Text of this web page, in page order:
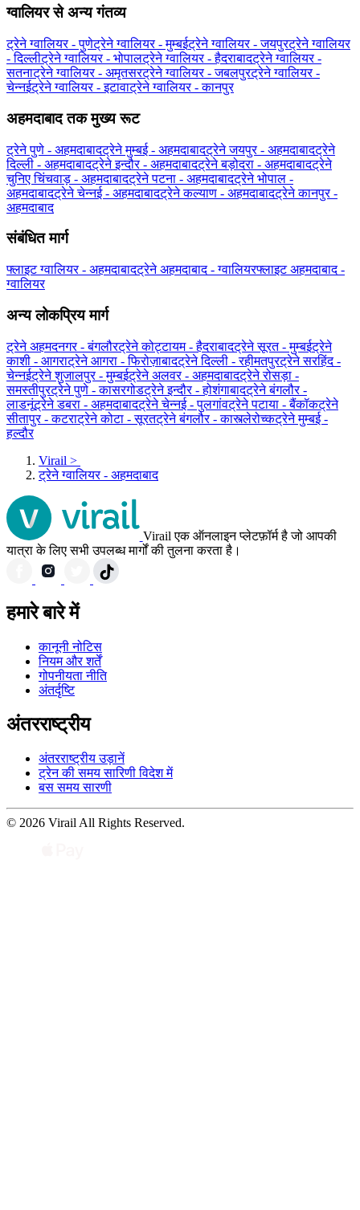
ग्‍वालियर से अन्य गंतव्य
ट्रेने ग्‍वालियर - पुणेट्रेने ग्‍वालियर - मुम्बईट्रेने ग्‍वालियर - जयपुरट्रेने ग्‍वालियर
- दिल्लीट्रेने ग्‍वालियर - भोपालट्रेने ग्‍वालियर - हैदराबादट्रेने ग्‍वालियर -
सतनाट्रेने ग्‍वालियर - अमृतसरट्रेने ग्‍वालियर - जबलपुरट्रेने ग्‍वालियर -
चेन्नईट्रेने ग्‍वालियर - इटावाट्रेने ग्‍वालियर - कानपुर
अहमदाबाद तक मुख्य रूट
ट्रेने पुणे - अहमदाबादट्रेने मुम्बई - अहमदाबादट्रेने जयपुर - अहमदाबादट्रेने
दिल्ली - अहमदाबादट्रेने इन्दौर - अहमदाबादट्रेने बड़ोदरा - अहमदाबादट्रेने
चुनिए चिंचवाड़ - अहमदाबादट्रेने पटना - अहमदाबादट्रेने भोपाल -
अहमदाबादट्रेने चेन्नई - अहमदाबादट्रेने कल्याण - अहमदाबादट्रेने कानपुर -
अहमदाबाद
संबंधित मार्ग
फ्लाइट ग्‍वालियर - अहमदाबादट्रेने अहमदाबाद - ग्‍वालियरफ्लाइट अहमदाबाद -
ग्‍वालियर
अन्य लोकप्रिय मार्ग
ट्रेने अहमदनगर - बंगलौरट्रेने कोट्टायम - हैदराबादट्रेने सूरत - मुम्बईट्रेने
काशी - आगराट्रेने आगरा - फिरोज़ाबादट्रेने दिल्ली - रहीमतपुरट्रेने सरहिंद -
चेन्नईट्रेने शुजालपुर - मुम्बईट्रेने अलवर - अहमदाबादट्रेने रोसड़ा -
समस्तीपुरट्रेने पुणे - कासरगोडट्रेने इन्दौर - होशंगाबादट्रेने बंगलौर -
लाडनूंट्रेने डबरा - अहमदाबादट्रेने चेन्नई - पुलगांवट्रेने पटाया - बैंकॉकट्रेने
सीतापुर - कटराट्रेने कोटा - सूरतट्रेने बंगलौर - कास्त्लेरोच्कट्रेने मुम्बई -
हल्दौर
Virail >
ट्रेने ग्‍वालियर - अहमदाबाद
Virail एक ऑनलाइन प्लेटफ़ॉर्म है जो आपकी
यात्रा के लिए सभी उपलब्ध मार्गों की तुलना करता है।
हमारे बारे में
कानूनी नोटिस
नियम और शर्तें
गोपनीयता नीति
अंतर्दृष्टि
अंतरराष्ट्रीय
अंतरराष्ट्रीय उड़ानें
ट्रेन की समय सारिणी विदेश में
बस समय सारणी
© 2026 Virail All Rights Reserved.